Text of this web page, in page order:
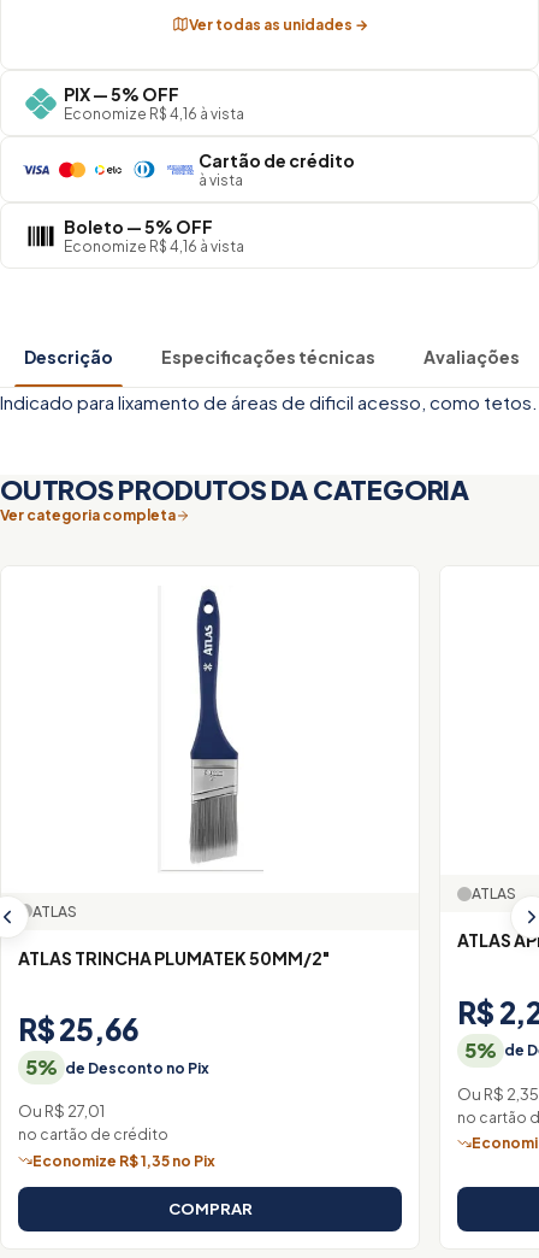
Ver todas as unidades →
PIX — 5% OFF
Economize R$ 4,16 à vista
Cartão de crédito
à vista
Boleto — 5% OFF
Economize R$ 4,16 à vista
Descrição Especificações técnicas Avaliações
Indicado para lixamento de áreas de dificil acesso, como tetos.
OUTROS PRODUTOS DA CATEGORIA
Ver categoria completa
ATLAS
ATLAS TRINCHA PLUMATEK 50MM/2"
R$ 25,66
5% de Desconto no Pix
Ou R$ 27,01
no cartão de crédito
Economize R$ 1,35 no Pix
COMPRAR
ATLAS
ATLAS
R$
5% de
Ou R$ 2,35
no cartão